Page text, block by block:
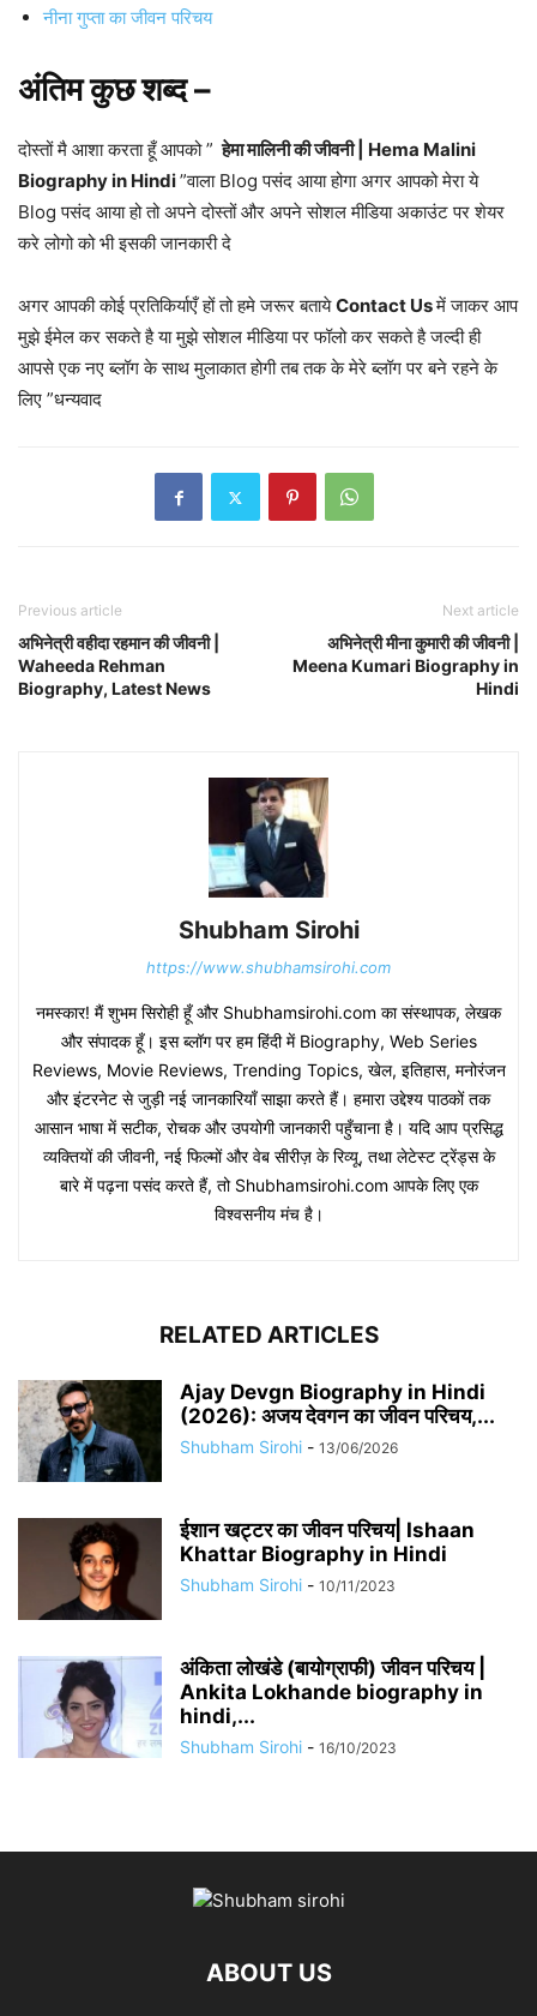
नीना गुप्ता का जीवन परिचय
अंतिम कुछ शब्द –
दोस्तों मै आशा करता हूँ आपको ” हेमा मालिनी की जीवनी | Hema Malini
Biography in Hindi”वाला Blog पसंद आया होगा अगर आपको मेरा ये
Blog पसंद आया हो तो अपने दोस्तों और अपने सोशल मीडिया अकाउंट पर शेयर
करे लोगो को भी इसकी जानकारी दे
अगर आपकी कोई प्रतिकिर्याएँ हों तो हमे जरूर बतायेContact Usमें जाकर आप
मुझे ईमेल कर सकते है या मुझे सोशल मीडिया पर फॉलो कर सकते है जल्दी ही
आपसे एक नए ब्लॉग के साथ मुलाकात होगी तब तक के मेरे ब्लॉग पर बने रहने के
लिए ”धन्यवाद
Previous article
अभिनेत्री वहीदा रहमान की जीवनी |
Waheeda Rehman
Biography, Latest News
Next article
अभिनेत्री मीना कुमारी की जीवनी |
Meena Kumari Biography in
Hindi
Shubham Sirohi
https://www.shubhamsirohi.com
नमस्कार! मैं शुभम सिरोही हूँ और Shubhamsirohi.com का संस्थापक, लेखक
और संपादक हूँ। इस ब्लॉग पर हम हिंदी में Biography, Web Series
Reviews, Movie Reviews, Trending Topics, खेल, इतिहास, मनोरंजन
और इंटरनेट से जुड़ी नई जानकारियाँ साझा करते हैं। हमारा उद्देश्य पाठकों तक
आसान भाषा में सटीक, रोचक और उपयोगी जानकारी पहुँचाना है। यदि आप प्रसिद्ध
व्यक्तियों की जीवनी, नई फिल्मों और वेब सीरीज़ के रिव्यू, तथा लेटेस्ट ट्रेंड्स के
बारे में पढ़ना पसंद करते हैं, तो Shubhamsirohi.com आपके लिए एक
विश्वसनीय मंच है।
RELATED ARTICLES
Ajay Devgn Biography in Hindi
(2026): अजय देवगन का जीवन परिचय,...
Shubham Sirohi - 13/06/2026
​​ईशान खट्टर का जीवन परिचय| Ishaan
Khattar Biography in Hindi
Shubham Sirohi - 10/11/2023
अंकिता लोखंडे (बायोग्राफी) जीवन परिचय |
Ankita Lokhande biography in
hindi,...
Shubham Sirohi - 16/10/2023
ABOUT US